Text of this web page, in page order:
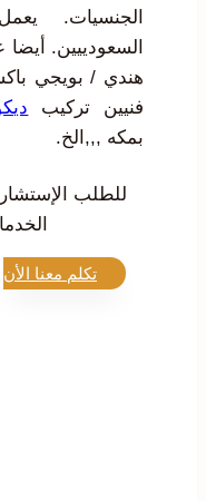
الجنسيات.
السعودييين.
هندي / بويجي
فنيين تركيب
بمكه ,,,الخ.
للطلب
تكلم معنا الأن